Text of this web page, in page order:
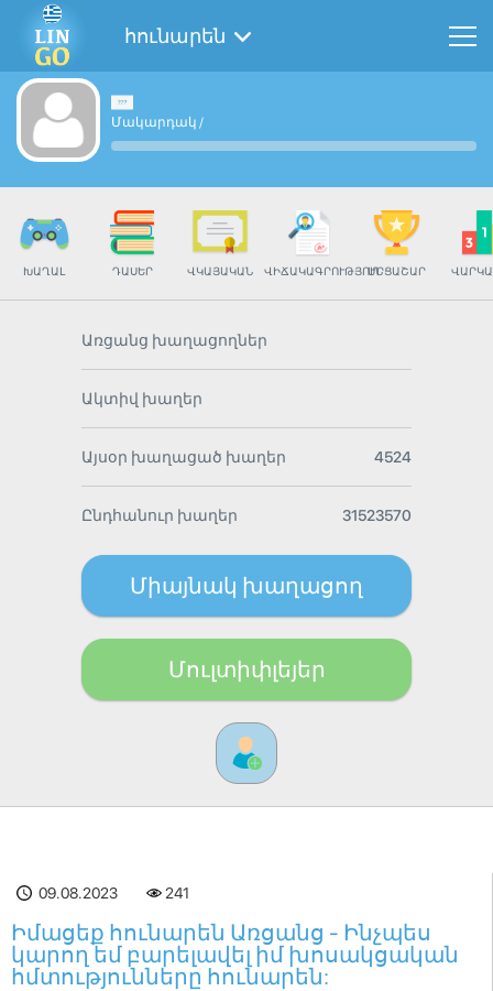
հունարեն
Մակարդակ /
ԽԱՂԱԼ ԴԱՍԵՐ ՎԿԱՅԱԿԱՆ ՎԻՃԱԿԱԳՐՈՒԹՅՈՒՆՄՐՑԱՇԱՐ
Առցանց խաղացողներ
Ակտիվ խաղեր
Այսօր խաղացած խաղեր 4524
Ընդհանուր խաղեր 31523570
Միայնակ խաղացող
Մուլտիփլեյեր
09.08.2023 241
Իմացեք հունարեն Առցանց - Ինչպես
կարող եմ բարելավել իմ խոսակցական
հմտությունները հունարեն: